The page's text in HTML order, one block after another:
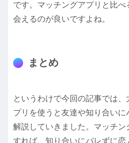
です。マッチングアプリと比べ
会えるのが良いですよね。
まとめ
というわけで今回の記事では
プリを使うと友達や知り合いに
解説していきました。マッチン
すれば、知り合いにバレずに恋